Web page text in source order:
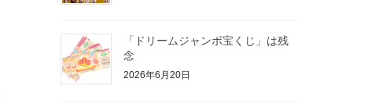
「ドリームジャンボ宝くじ」は残
念
2026年6月20日